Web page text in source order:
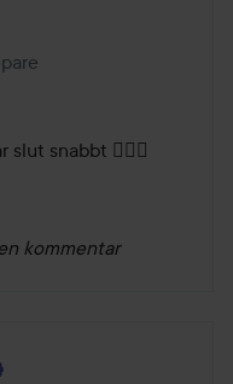
snabbt 🤷🏼‍♀️
kommentar